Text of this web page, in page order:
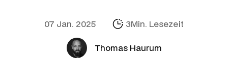
07 Jan. 2025 3Min. Lesezeit
Thomas Haurum